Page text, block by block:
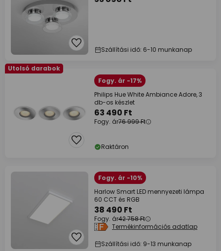
Szállítási idő: 6-10 munkanap
Utolsó darabok
Fogy. ár -17%
Philips Hue White Ambiance Adore, 3
db-os készlet
63 490 Ft
Fogy. ár76 999 Ft
Raktáron
Fogy. ár -10%
Harlow Smart LED mennyezeti lámpa
60 CCT és RGB
38 490 Ft
Fogy. ár42 758 Ft
Termékinformációs adatlap
Szállítási idő: 9-13 munkanap